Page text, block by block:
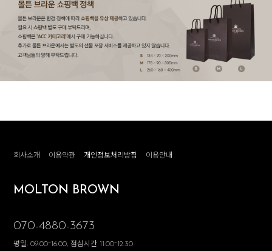
회사소개 이용약관 개인정보처리방침 이용안내
MOLTON BROWN
070-4880-3673
평일: 09:00~16:00, 점심시간 11:00~12:30